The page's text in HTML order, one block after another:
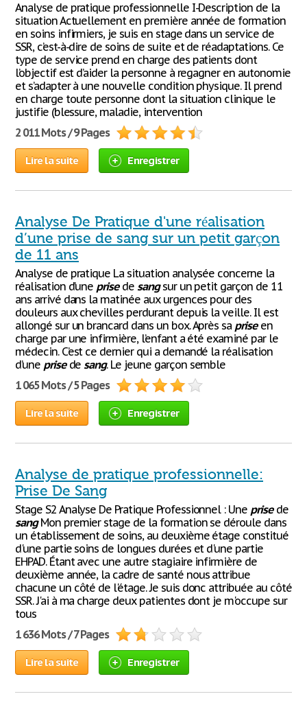
Analyse de pratique professionnelle I-Description de la
situation Actuellement en première année de formation
en soins infirmiers, je suis en stage dans un service de
SSR, c’est-à-dire de soins de suite et de réadaptations. Ce
type de service prend en charge des patients dont
l’objectif est d’aider la personne à regagner en autonomie
et s’adapter à une nouvelle condition physique. Il prend
en charge toute personne dont la situation clinique le
justifie (blessure, maladie, intervention
2 011 Mots / 9 Pages
Lire la suite Enregistrer
Analyse De Pratique d'une réalisation
d’une prise de sang sur un petit garçon
de 11 ans
Analyse de pratique La situation analysée concerne la
réalisation d’une prisede sangsur un petit garçon de 11
ans arrivé dans la matinée aux urgences pour des
douleurs aux chevilles perdurant depuis la veille. Il est
allongé sur un brancard dans un box. Après sa priseen
charge par une infirmière, l’enfant a été examiné par le
médecin. C’est ce dernier qui a demandé la réalisation
d’une prisedesang. Le jeune garçon semble
1 065 Mots / 5 Pages
Lire la suite Enregistrer
Analyse de pratique professionnelle:
Prise De Sang
Stage S2 Analyse De Pratique Professionnel : Une prisede
sangMon premier stage de la formation se déroule dans
un établissement de soins, au deuxième étage constitué
d'une partie soins de longues durées et d'une partie
EHPAD. Étant avec une autre stagiaire infirmière de
deuxième année, la cadre de santé nous attribue
chacune un côté de l'étage. Je suis donc attribuée au côté
SSR. J'ai à ma charge deux patientes dont je m'occupe sur
tous
1 636 Mots / 7 Pages
Lire la suite Enregistrer